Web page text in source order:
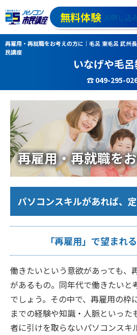
無料体験 お申し込
再雇用・再就職をお考えの方に｜毛呂 東毛呂 武州
民講座
いなげや毛
☎ 049-295-
再雇用・再就職を
パソコンスキルがあれば、
「再雇用」で望まれ
働きたいという意欲があっても、
があるもの。同年代で働きたいと
でしょう。その中で、再雇用の枠
までの経験や知識・人脈といった
者に引けを取らないパソコンスキ